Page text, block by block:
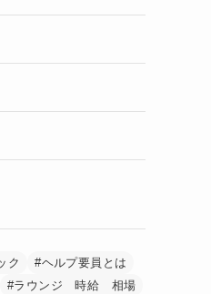
ク
#ヘルプ要員とは
#ラウンジ 時給 相場